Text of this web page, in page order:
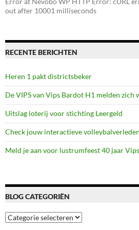
out after 10001 milliseconds
RECENTE BERICHTEN
Heren 1 pakt districtsbeker
De VIPS van Vips Bardot H1 melden zich
Uitslag loterij voor stichting Leergeld
Check jouw interactieve volleybalverleden
Meld je aan voor lustrumfeest 40 jaar Vips
BLOG CATEGORIËN
Blog
categoriën